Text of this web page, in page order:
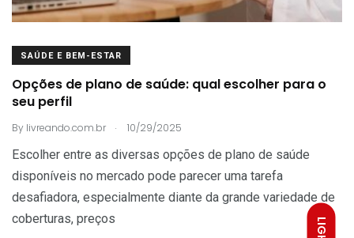
SAÚDE E BEM-ESTAR
Opções de plano de saúde: qual escolher para o
seu perfil
By livreando.com.br . 10/29/2025
Escolher entre as diversas opções de plano de saúde
disponíveis no mercado pode parecer uma tarefa
desafiadora, especialmente diante da grande variedade de
coberturas, preços